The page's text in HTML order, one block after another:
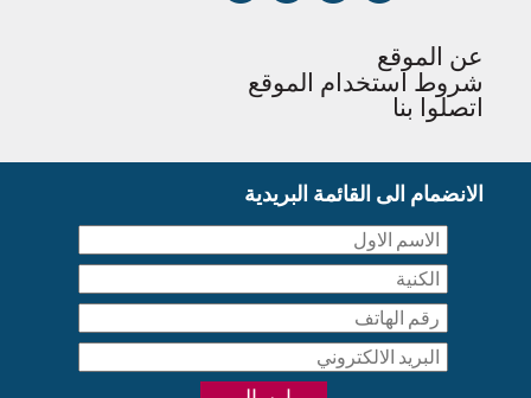
عن الموقع
شروط استخدام الموقع
اتصلوا بنا
الانضمام الى القائمة البريدية